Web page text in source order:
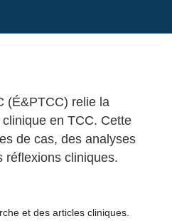
(É&PTCC) relie la
en TCC. Cette
de cas, des analyses
réflexions cliniques.
et des articles cliniques.